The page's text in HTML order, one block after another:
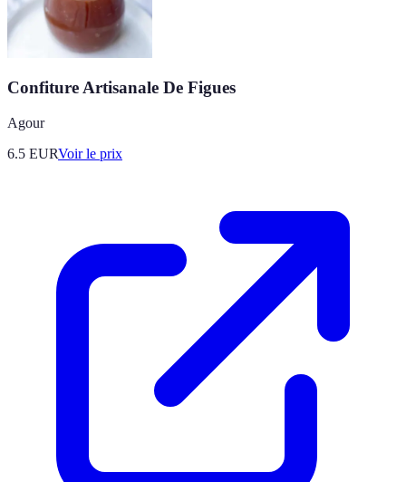
Confiture Artisanale De Figues
Agour
6.5 EURVoir le prix